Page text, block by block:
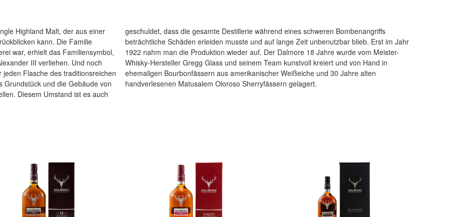
Highland Malt, der aus einer
kann. Die Familie
war, erhielt das Familiensymbol,
III verliehen. Und noch
Flasche des traditionsreichen
Grundstück und die Gebäude von
Diesem Umstand ist es auch
schweren Bombenangriffs
blieb. Erst im Jahr
18 Jahre wurde vom Meister-
kreiert und von Hand in
Weißeiche und 30 Jahre alten
handverlesenen Matusalem Oloroso Sherryfässern gelagert.